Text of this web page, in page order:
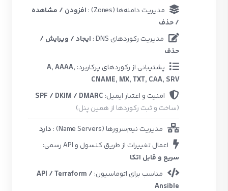
مدیریت دامنه‌ها(Zones)
: افزودن / مشاهده
/ حذف
مدیریت رکوردهایDNS
: ایجاد / ویرایش /
حذف
پشتیبانی از رکوردهای پرکاربرد: A, AAAA,
CNAME, MX, TXT, CAA, SRV
امنیت و اعتبار ایمیل: SPF / DKIM / DMARC
(ساخت و ثبت رکوردها از همین پنل)
مدیریت نیم‌سرورها(Name Servers)
: دارد
اعمال تغییرات از طریق کنسول وAPIرسمی:
سریع و قابل اتکا
مناسب برای اتوماسیون: API / Terraform /
Ansible